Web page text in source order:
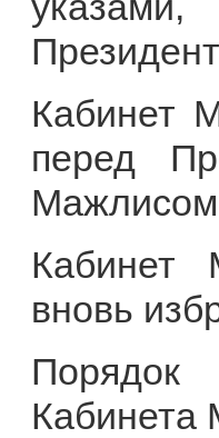
Кабинет
перед
Мажлисом
Кабинет
вновь
Порядок
Кабинета